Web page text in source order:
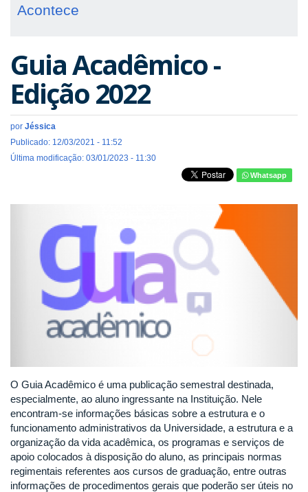
Acontece
Guia Acadêmico -
Edição 2022
por Jéssica
Publicado: 12/03/2021 - 11:52
Última modificação: 03/01/2023 - 11:30
Whatsapp
O Guia Acadêmico é uma publicação semestral destinada,
especialmente, ao aluno ingressante na Instituição. Nele
encontram-se informações básicas sobre a estrutura e o
funcionamento administrativos da Universidade, a estrutura e a
organização da vida acadêmica, os programas e serviços de
apoio colocados à disposição do aluno, as principais normas
regimentais referentes aos cursos de graduação, entre outras
informações de procedimentos gerais que poderão ser úteis no